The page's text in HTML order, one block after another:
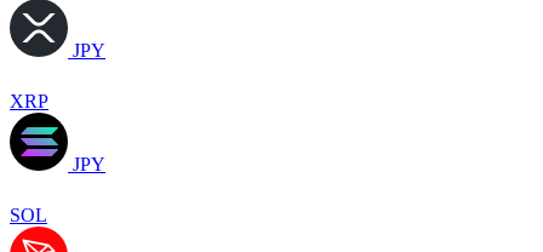
JPY
XRP
JPY
SOL